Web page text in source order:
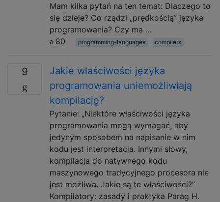
Mam kilka pytań na ten temat: Dlaczego to
się dzieje? Co rządzi „prędkością” języka
programowania? Czy ma …
80
programming-languages compilers
9
Jakie właściwości języka
programowania uniemożliwiają
kompilację?
Pytanie: „Niektóre właściwości języka
programowania mogą wymagać, aby
jedynym sposobem na napisanie w nim
kodu jest interpretacja. Innymi słowy,
kompilacja do natywnego kodu
maszynowego tradycyjnego procesora nie
jest możliwa. Jakie są te właściwości?”
Kompilatory: zasady i praktyka Parag H.